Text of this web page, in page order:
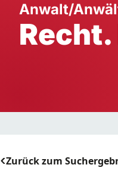
Ausbildung
Anwalt/
Zurück zum